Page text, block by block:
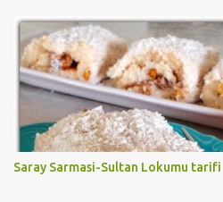
Saray Sarmasi-Sultan Lokumu tarifi